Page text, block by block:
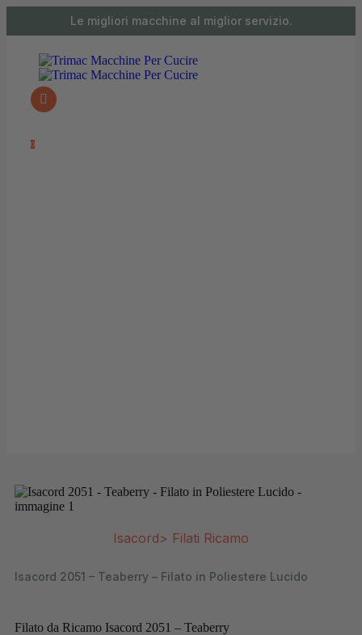
Le migliori macchine al miglior servizio.
0
Isacord> Filati Ricamo
Isacord 2051 – Teaberry – Filato in Poliestere Lucido
Filato da Ricamo Isacord 2051 – Teaberry